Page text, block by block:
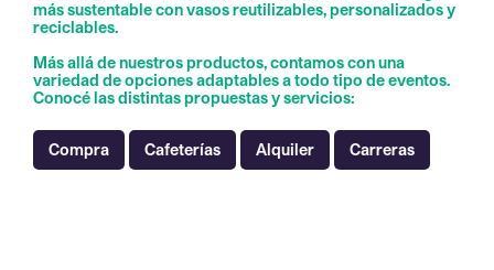
más sustentable con vasos reutilizables, personalizados y
reciclables.
Más allá de nuestros productos, contamos con una
variedad de opciones adaptables a todo tipo de eventos.
Conocé las distintas propuestas y servicios:
Compra Cafeterías Alquiler Carreras